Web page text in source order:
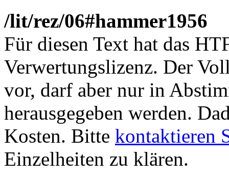
/lit/rez/06#hammer1956
Für diesen Text hat das
Verwertungslizenz. Der
vor, darf aber nur in
herausgegeben werden.
Kosten. Bitte kontaktieren
Einzelheiten zu klären.